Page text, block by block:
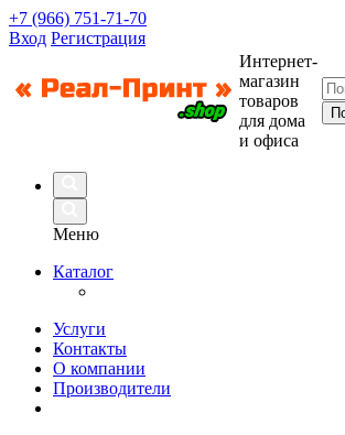
+7 (966) 751-71-70
Вход Регистрация
Интернет-
магазин
товаров
для дома
и офиса
Меню
Каталог
Услуги
Контакты
О компании
Производители